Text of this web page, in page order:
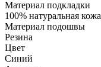
Материал подкладки
100% натуральная кожа
Материал подошвы
Резина
Цвет
Синий